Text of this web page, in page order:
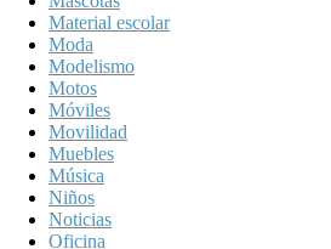
Material escolar
Moda
Modelismo
Motos
Móviles
Movilidad
Muebles
Música
Niños
Noticias
Oficina